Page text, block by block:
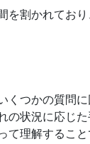
を割かれてお
くつかの質問
状況に応じ
て理解するこ